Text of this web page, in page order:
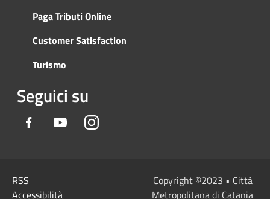
Paga Tributi Online
Customer Satisfaction
Turismo
Seguici su
Facebook YoutubeInstagram
RSS
Accessibilità
Copyright ©2023 • Città
Metropolitana di Catania